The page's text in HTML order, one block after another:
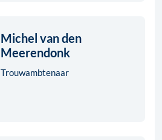
Michel van den
Meerendonk
Trouwambtenaar